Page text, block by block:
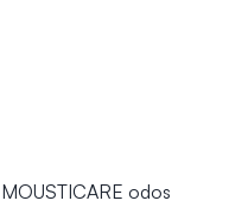
MOUSTICARE odos